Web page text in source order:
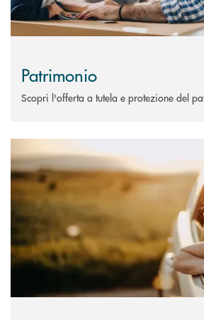
Patrimonio
Scopri l'offerta a tutela e protezione del